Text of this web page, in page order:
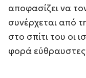
αποφασίζει να
συνέρχεται από
στο σπίτι του οι
φορά